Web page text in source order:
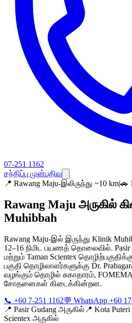
07-251 1162
சந்திப்பு முன்பதிவு
📍 Rawang Maju-இலிருந்து ~10 km|🚗
Rawang Maju அருகில்
Muhibbah
Rawang Maju-இல் இருந்து Klinik
12–16 நிமிட பயணத் தொலைவில். Pasir
மற்றும் Taman Scientex
பகுதி தொழிலாளர்களுக்கு Dr.
வழங்கும் தொழில் சுகாதாரம்,
சோதனைகள் கிடைக்கின்றன.
📞 +60 7-251 1162💬 WhatsApp +60
📍 Pasir Gudang அருகில் 📍 Kota
Scientex அருகில்